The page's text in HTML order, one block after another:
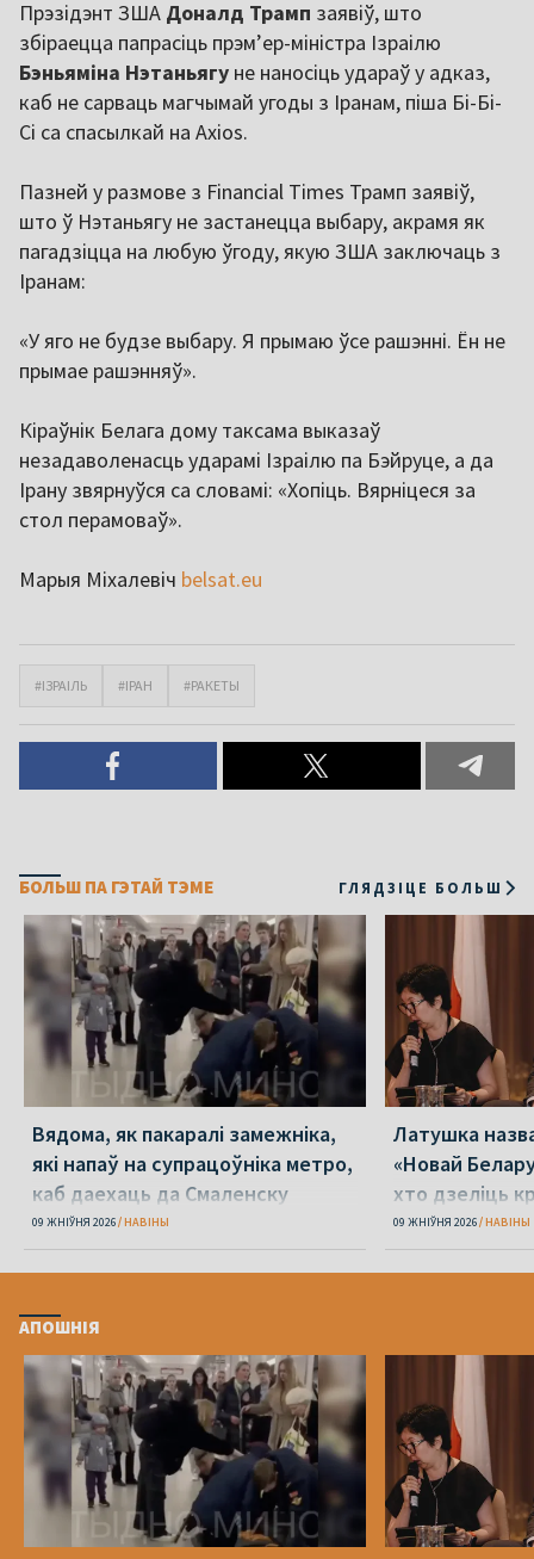
Прэзідэнт ЗША Доналд Трамп заявіў, што
збіраецца папрасіць прэм’ер-міністра Ізраілю
Бэньяміна Нэтаньягу не наносіць удараў у адказ,
каб не сарваць магчымай угоды з Іранам, піша Бі-Бі-
Сі са спасылкай на Axios.
Пазней у размове з Financial Times Трамп заявіў,
што ў Нэтаньягу не застанецца выбару, акрамя як
пагадзіцца на любую ўгоду, якую ЗША заключаць з
Іранам:
«У яго не будзе выбару. Я прымаю ўсе рашэнні. Ён не
прымае рашэнняў».
Кіраўнік Белага дому таксама выказаў
незадаволенасць ударамі Ізраілю па Бэйруце, а да
Ірану звярнуўся са словамі: «Хопіць. Вярніцеся за
стол перамоваў».
Марыя Міхалевіч belsat.eu
#ІЗРАІЛЬ #ІРАН #РАКЕТЫ
БОЛЬШ ПА ГЭТАЙ ТЭМЕ ГЛЯДЗІЦЕ БОЛЬШ
Вядома, як пакаралі замежніка,
які напаў на супрацоўніка метро,
каб даехаць да Смаленску
09 ЖНІЎНЯ 2026 НАВІНЫ
Латушка
«Новай
хто дзеліць
09 ЖНІЎНЯ 2026 НАВІНЫ
АПОШНІЯ